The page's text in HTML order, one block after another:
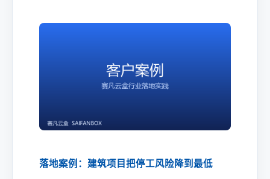
落地案例：建筑项目把停工风险降到最低